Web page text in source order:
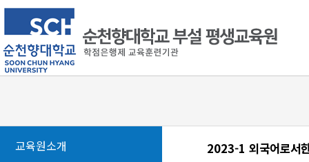
교육원소개 2023-1 외국어로서